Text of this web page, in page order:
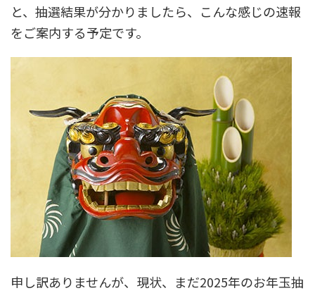
と、抽選結果が分かりましたら、こんな感じの速報
をご案内する予定です。
申し訳ありませんが、現状、まだ2025年のお年玉抽